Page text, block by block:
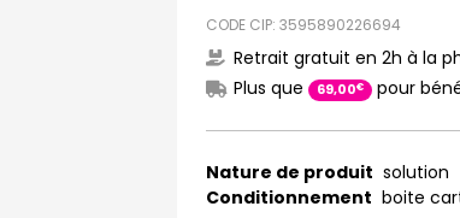
CODE CIP: 3595890226694
Retrait gratuit en 2h à la
Plus que
69,00€ pour
Nature de produit solution
Conditionnement boite